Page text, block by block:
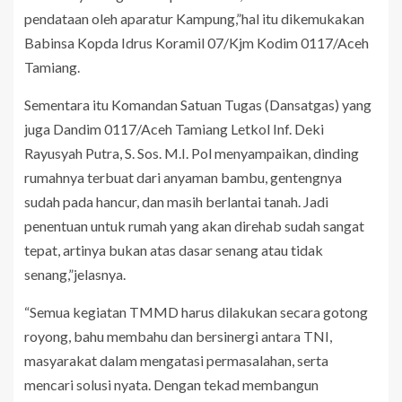
pendataan oleh aparatur Kampung,”hal itu dikemukakan
Babinsa Kopda Idrus Koramil 07/Kjm Kodim 0117/Aceh
Tamiang.
Sementara itu Komandan Satuan Tugas (Dansatgas) yang
juga Dandim 0117/Aceh Tamiang Letkol Inf. Deki
Rayusyah Putra, S. Sos. M.I. Pol menyampaikan, dinding
rumahnya terbuat dari anyaman bambu, gentengnya
sudah pada hancur, dan masih berlantai tanah. Jadi
penentuan untuk rumah yang akan direhab sudah sangat
tepat, artinya bukan atas dasar senang atau tidak
senang,”jelasnya.
“Semua kegiatan TMMD harus dilakukan secara gotong
royong, bahu membahu dan bersinergi antara TNI,
masyarakat dalam mengatasi permasalahan, serta
mencari solusi nyata. Dengan tekad membangun